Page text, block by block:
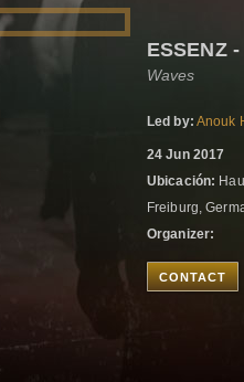
ESSENZ
Waves
Led by: Anouk
24 Jun 2017
Ubicación:
Freiburg,
Organizer:
CONTACT